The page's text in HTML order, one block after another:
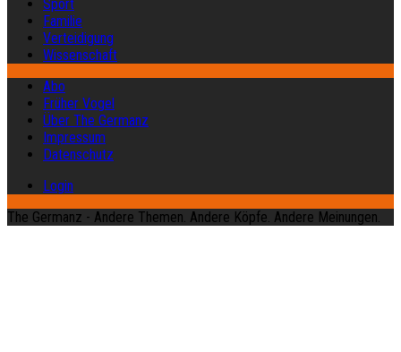
Sport
Familie
Verteidigung
Wissenschaft
Abo
Früher Vogel
Über The Germanz
Impressum
Datenschutz
Login
The Germanz - Andere Themen. Andere Köpfe. Andere Meinungen.